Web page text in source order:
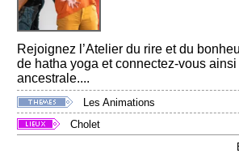
Rejoignez l’Atelier du rire et du
de hatha yoga et connectez-vous
ancestrale....
Les Animations
Cholet